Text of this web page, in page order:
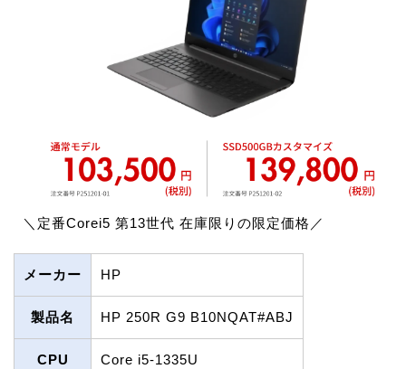
＼定番Corei5 第13世代 在庫限りの限定価格／
メーカー HP
製品名 HP 250R G9 B10NQAT#ABJ
CPU Core i5-1335U